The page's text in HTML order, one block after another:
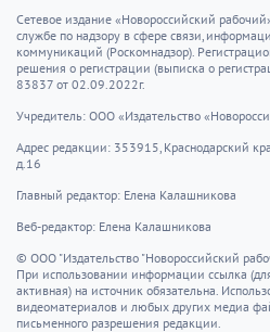
Сетевое издание «Новороссийский
службе по надзору в сфере связи,
коммуникаций (Роскомнадзор).
решения о регистрации (выписка о
83837 от 02.09.2022г.
Учредитель: ООО «Издательство
Адрес редакции: 353915, Краснодарский
д.16
Главный редактор: Елена Калашникова
Веб-редактор: Елена Калашникова
© ООО "Издательство "Новороссийский
При использовании информации ссылка
активная) на источник обязательна.
видеоматериалов и любых других медиа
письменного разрешения редакции.